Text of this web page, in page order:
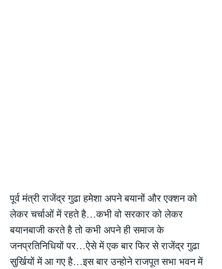
पूर्व मंत्री राजेंद्र गुढा हमेशा अपने बयानों और एक्शन को
लेकर चर्चाओं में रहते है…कभी वो सरकार को लेकर
बयानबाजी करते है तो कभी अपने ही समाज के
जनप्रतिनिधियों पर…ऐसे में एक बार फिर से राजेंद्र गुढा
सुर्खियों में आ गए है…इस बार उन्होने राजपूत सभा भवन में